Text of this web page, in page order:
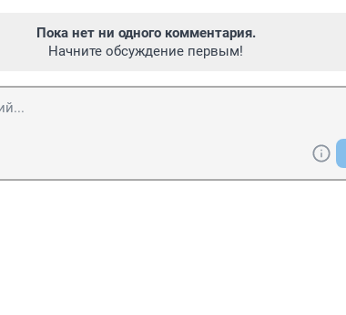
Пока нет ни одного комментария.
Начните обсуждение первым!